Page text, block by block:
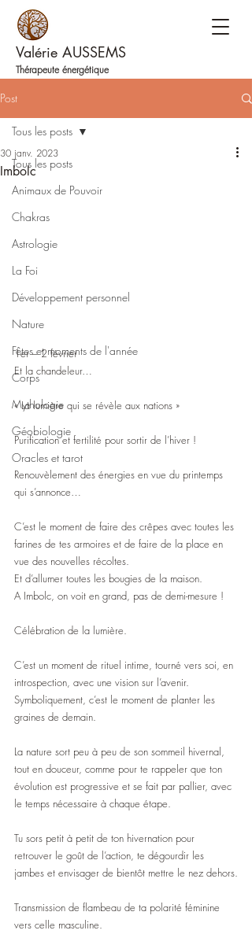
Valérie AUSSEMS
Thérapeute énergétique
Post
Tous les posts
Animaux de Pouvoir
Chakras
Astrologie
La Foi
Développement personnel
Nature
Fêtes et moments de l'année
Corps
Mythologie
Géobiologie
Oracles et tarot
Tous les posts
Imbolc
30 janv. 2023
1er – 2 février
Et la chandeleur…
« La lumière qui se révèle aux nations »
Purification et fertilité pour sortir de l’hiver !
Renouvèlement des énergies en vue du printemps
qui s’annonce…
C’est le moment de faire des crêpes avec toutes les
farines de tes armoires et de faire de la place en
vue des nouvelles récoltes.
Et d’allumer toutes les bougies de la maison.
A Imbolc, on voit en grand, pas de demi-mesure !
Célébration de la lumière.
C’est un moment de rituel intime, tourné vers soi, en
introspection, avec une vision sur l’avenir.
Symboliquement, c’est le moment de planter les
graines de demain.
La nature sort peu à peu de son sommeil hivernal,
tout en douceur, comme pour te rappeler que ton
évolution est progressive et se fait par pallier, avec
le temps nécessaire à chaque étape.
Tu sors petit à petit de ton hivernation pour
retrouver le goût de l’action, te dégourdir les
jambes et envisager de bientôt mettre le nez dehors.
Transmission de flambeau de ta polarité féminine
vers celle masculine.